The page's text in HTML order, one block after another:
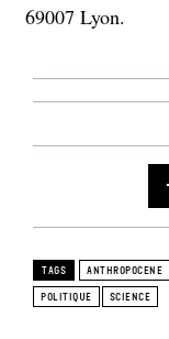
69007 Lyon.
TAGS ANTHROPOCENE
POLITIQUE
SCIENCE